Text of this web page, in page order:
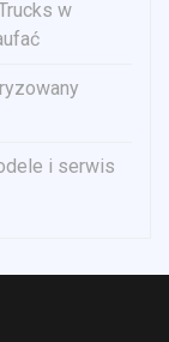
w
i serwis